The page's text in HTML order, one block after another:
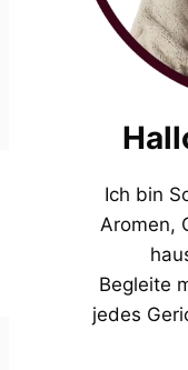
Ich bin
Aromen,
Begleite
jedes